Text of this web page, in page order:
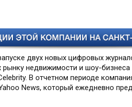
двух новых цифровых
недвижимости и шоу-бизнеса
В отчетном периоде
News, который ежедневно